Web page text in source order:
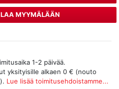
MYYMÄLÄÄN
1-2 päivää.
yksityisille alkaen 0 € (nouto
Lue lisää toimitusehdoistamme...